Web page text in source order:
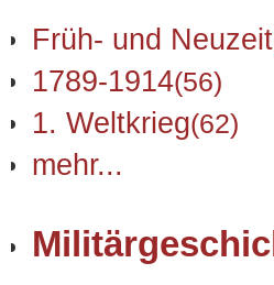
Früh- und Neuzeit
1789-1914(56)
1. Weltkrieg(62)
mehr...